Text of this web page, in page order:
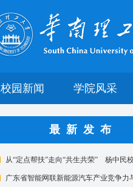
校园新闻 学院风采
最新发布